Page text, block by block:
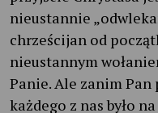
nieustannie
chrześcijan od
nieustannym
Panie. Ale zanim Pan
każdego z nas było